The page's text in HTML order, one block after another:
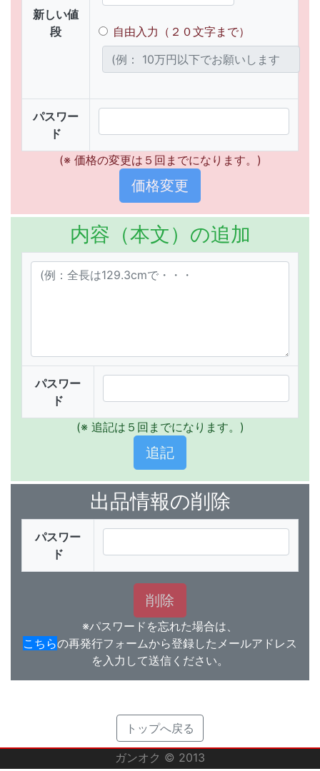
新しい値
段
自由入力（２０文字まで）
パスワー
ド
(※ 価格の変更は５回までになります。)
内容（本文）の追加
パスワー
ド
(※ 追記は５回までになります。)
出品情報の削除
パスワー
ド
※パスワードを忘れた場合は、
こちらの再発行フォームから登録したメールアドレス
を入力して送信ください。
トップへ戻る
ガンオク © 2013